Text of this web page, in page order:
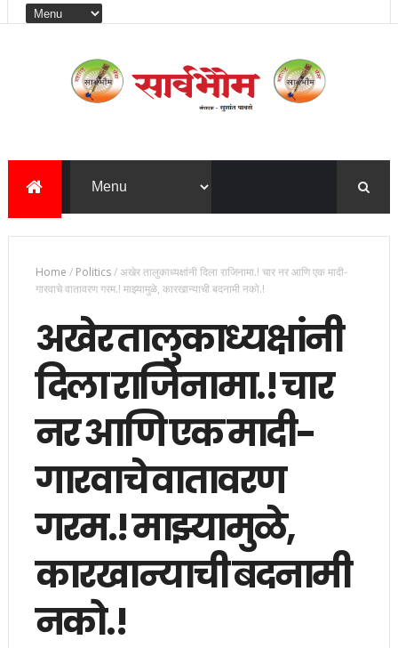
Home / Politics/अखेर तालुकाध्यक्षांनी दिला राजिनामा.! चार नर आणि एक मादी-
गारवाचे वातावरण गरम.! माझ्यामुळे, कारखान्याची बदनामी नको.!
अखेर तालुकाध्यक्षांनी
दिला राजिनामा.! चार
नर आणि एक मादी-
गारवाचे वातावरण
गरम.! माझ्यामुळे,
कारखान्याची बदनामी
नको.!